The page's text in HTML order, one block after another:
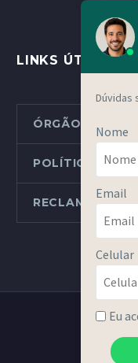
LINKS ÚTEIS
ÓRGÃOS
POLÍTICAS E
RECLAMAÇÕES
Dúvidas
Nome
Email
Celular
Eu